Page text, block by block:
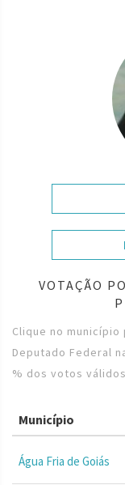
VOTAÇÃO
Clique no
Deputado Federal
% dos votos
Município
Água Fria de Goiás